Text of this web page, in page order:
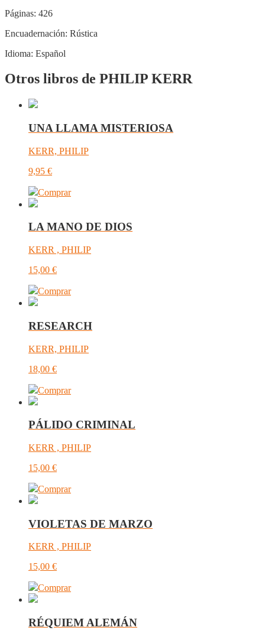
Páginas: 426
Encuadernación: Rústica
Idioma: Español
Otros libros de PHILIP KERR
UNA LLAMA MISTERIOSA
KERR, PHILIP
9,95 €
Comprar
LA MANO DE DIOS
KERR , PHILIP
15,00 €
Comprar
RESEARCH
KERR, PHILIP
18,00 €
Comprar
PÁLIDO CRIMINAL
KERR , PHILIP
15,00 €
Comprar
VIOLETAS DE MARZO
KERR , PHILIP
15,00 €
Comprar
RÉQUIEM ALEMÁN